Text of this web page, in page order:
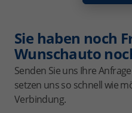
Sie haben noch
Wunschauto
Senden Sie uns Ihre
setzen uns so schnell wie
Verbindung.